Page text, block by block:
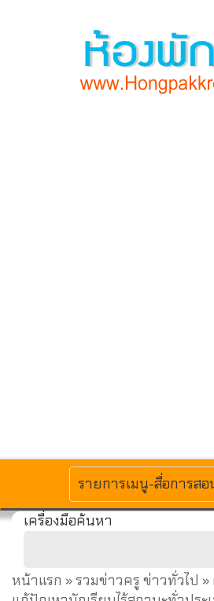
MENU
รายการเมนู-สื่อการส
เครื่องมือค้นหา
หน้าแรก »รวมข่าวครู ข่าวทั่วไป